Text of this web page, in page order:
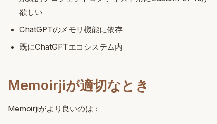
欲しい
ChatGPTのメモリ機能に依存
既にChatGPTエコシステム内
Memoirjiが適切なとき
Memoirjiがより良いのは：